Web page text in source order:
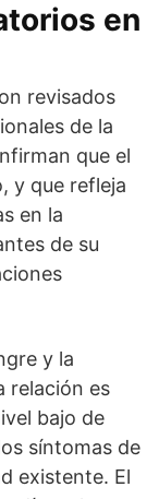
en
revisados
de la
que el
y que refleja
en la
de su
y la
relación es
bajo de
síntomas de
existente. El